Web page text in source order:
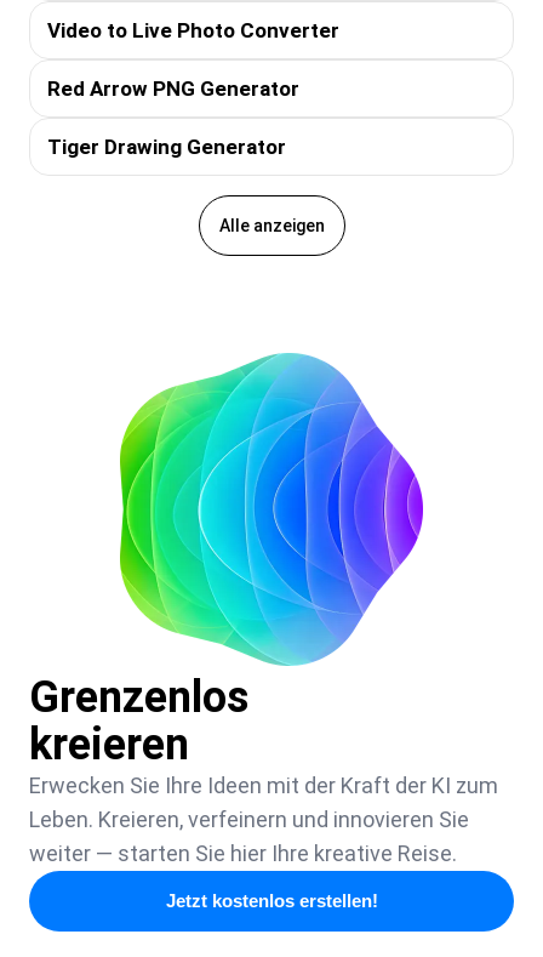
Video to Live Photo Converter
Red Arrow PNG Generator
Tiger Drawing Generator
Alle anzeigen
Grenzenlos
kreieren
Erwecken Sie Ihre Ideen mit der Kraft der KI zum
Leben. Kreieren, verfeinern und innovieren Sie
weiter — starten Sie hier Ihre kreative Reise.
Jetzt kostenlos erstellen!